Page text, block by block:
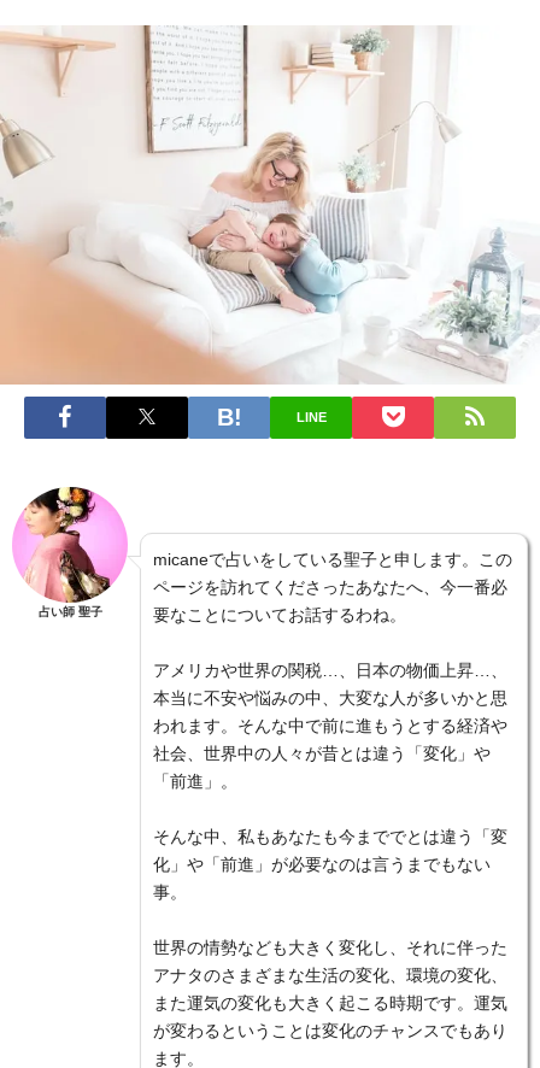
LINE
占い師 聖子
micaneで占いをしている聖子と申します。この
ページを訪れてくださったあなたへ、今一番必
要なことについてお話するわね。
アメリカや世界の関税…、日本の物価上昇…、
本当に不安や悩みの中、大変な人が多いかと思
われます。そんな中で前に進もうとする経済や
社会、世界中の人々が昔とは違う「変化」や
「前進」。
そんな中、私もあなたも今まででとは違う「変
化」や「前進」が必要なのは言うまでもない
事。
世界の情勢なども大きく変化し、それに伴った
アナタのさまざまな生活の変化、環境の変化、
また運気の変化も大きく起こる時期です。運気
が変わるということは変化のチャンスでもあり
ます。